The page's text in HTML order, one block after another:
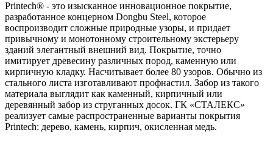
Printech® - это изысканное инновационное покрытие,
разработанное концерном Dongbu Steel, которое
воспроизводит сложные природные узоры, и придает
привычному и монотонному строительному экстерьеру
зданий элегантный внешний вид. Покрытие, точно
имитирует древесину различных пород, каменную или
кирпичную кладку. Насчитывает более 80 узоров. Обычно из
стального листа изготавливают профнастил. Забор из такого
материала выглядит как каменный, кирпичный или
деревянный забор из струганных досок. ГК «СТАЛЕКС»
реализует самые распространенные варианты покрытия
Printech: дерево, камень, кирпич, окисленная медь.